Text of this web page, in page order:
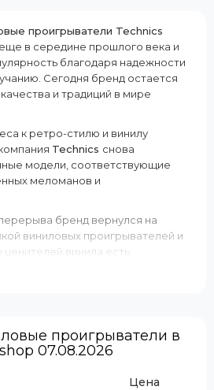
Комплектация:
Проигрыватель, Слипмат,
Подложка под слипмат,
Пылезащитная крышка,
Набор винтов для картриджа,
заземления PHONO, Сетевой
Тип:
Проигрыватель виниловых
проигрыватели Technics
в середине прошлого века и
благодаря надежности
Сегодня бренд остается
и традиций в мире
к ретро-стилю и винилу
Technics снова
модели, соответствующие
меломанов и
бренд вернулся на
виниловых проигрывателей и
ценителей винила есть
и современные инновации.
самим брендом, что
и соответствие высоким
проигрыватели в
07.08.2026
Цена